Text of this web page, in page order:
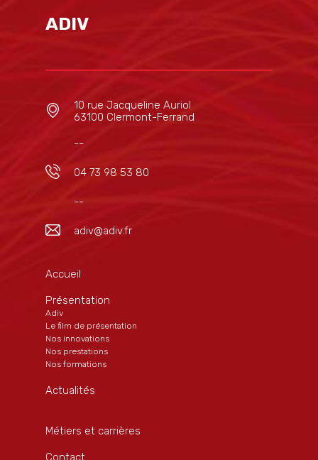
ADIV
10 rue Jacqueline Auriol
63100 Clermont-Ferrand
--
04 73 98 53 80
--
adiv@adiv.fr
Accueil
Présentation
Adiv
Le film de présentation
Nos innovations
Nos prestations
Nos formations
Actualités
Métiers et carrières
Contact